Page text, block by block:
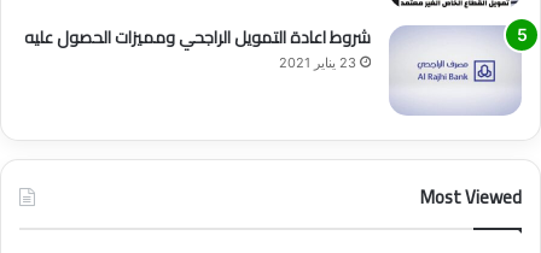
شروط اعادة التمويل الراجحي ومميزات الحصول عليه
23 يناير 2021
Most Viewed